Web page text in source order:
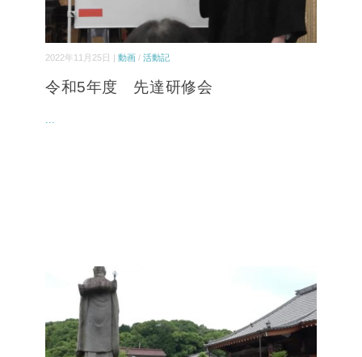
2022年11月25日 | 動画 / 活動記
令和5年度 先達研修会
...